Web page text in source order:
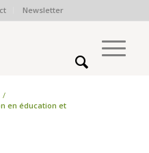
Newsletter
/
en éducation et